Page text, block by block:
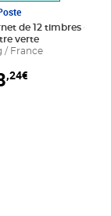
panier
de 12 timbres - Le
verte
/ France
,24€